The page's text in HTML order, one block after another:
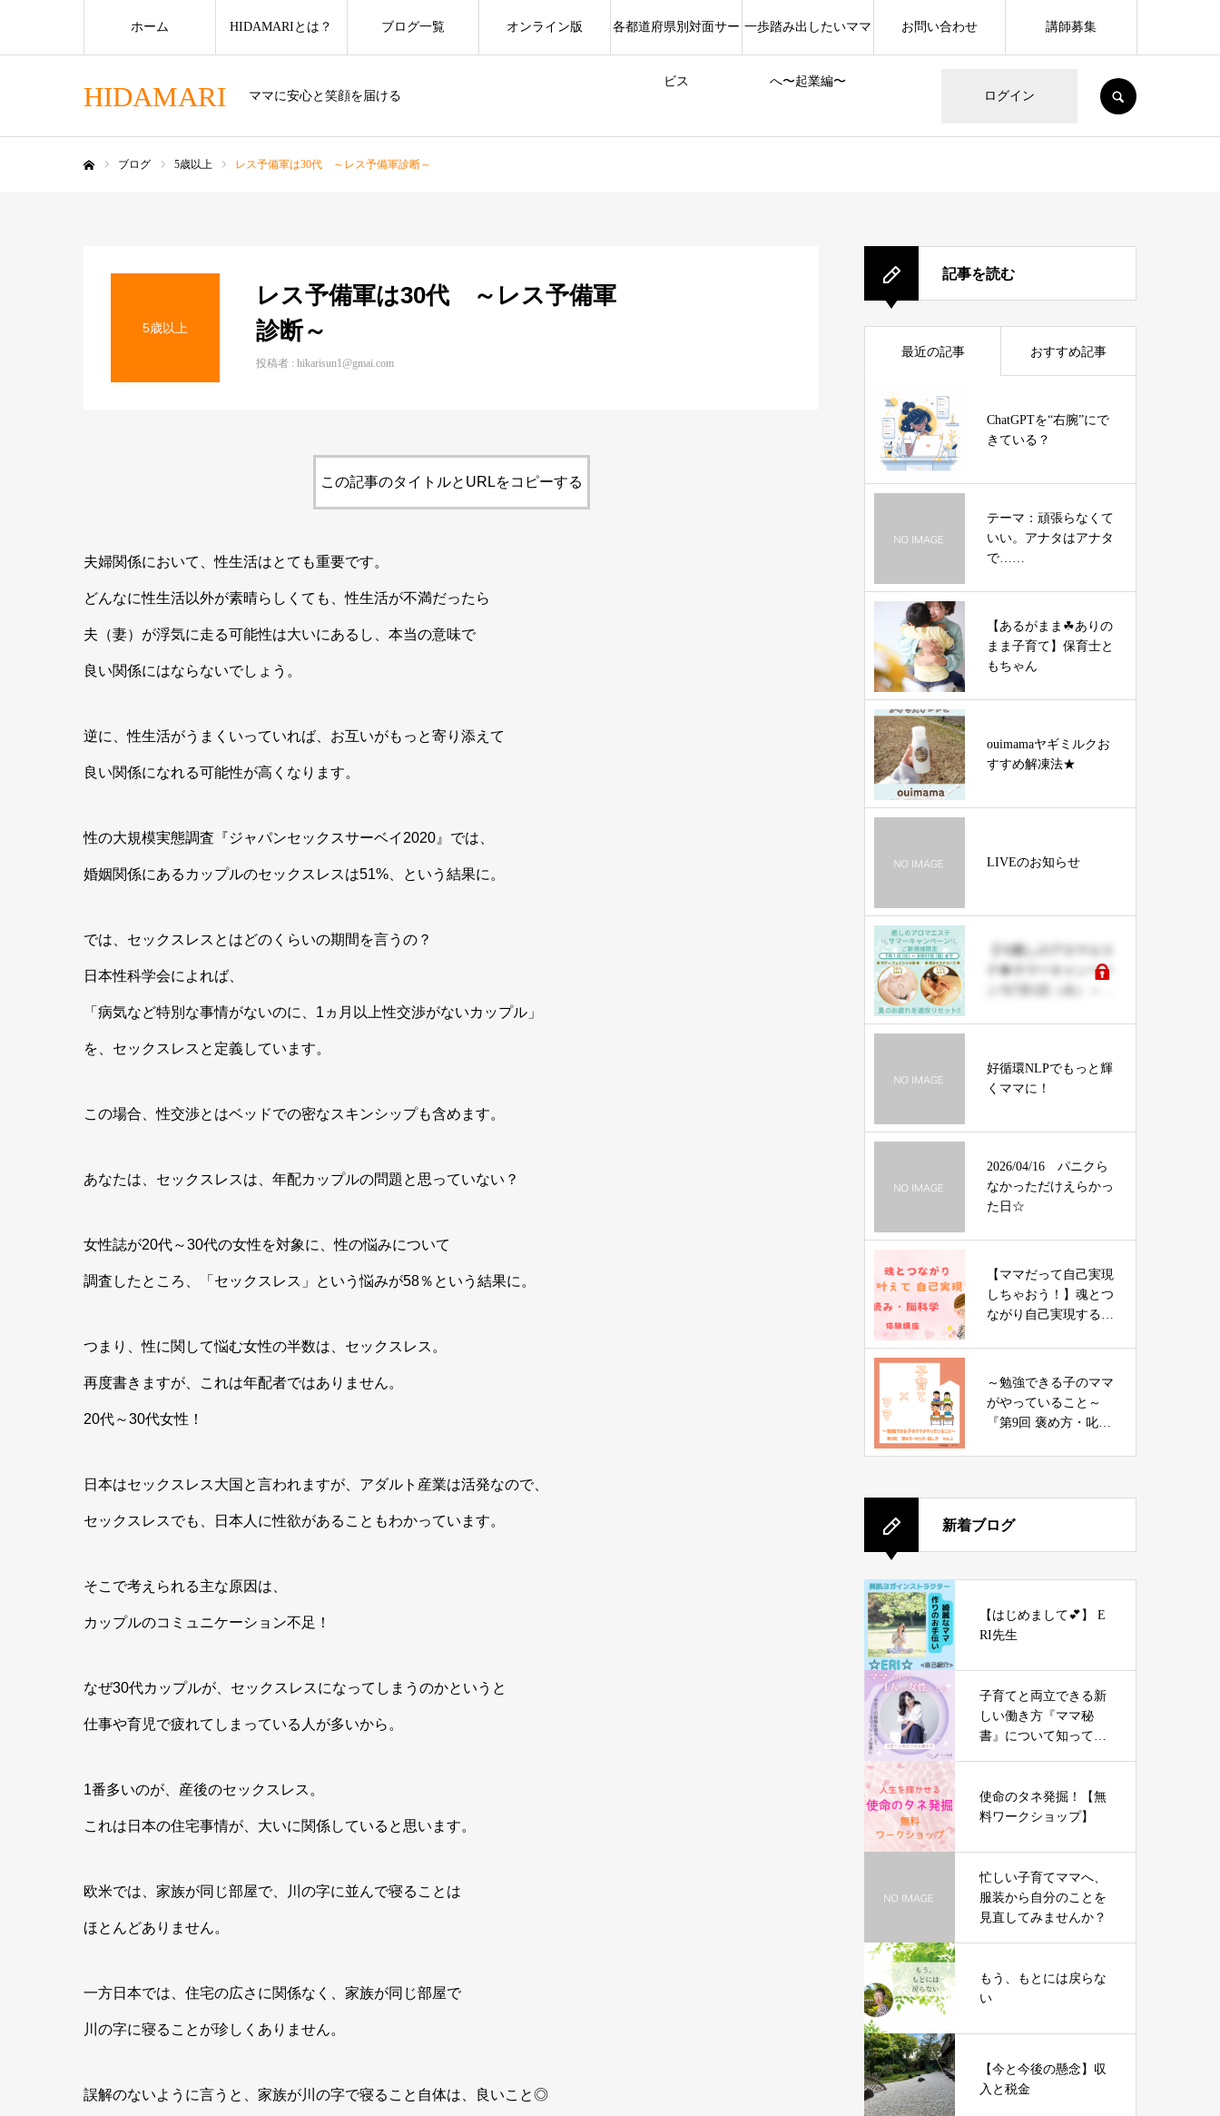
HIDAMARI ママに安心と笑顔を届ける ログイン
SEARCH
ホーム HIDAMARIとは？ ブログ一覧 オンライン版 各都道府県別対面サー
ビス
一歩踏み出したいママ
へ〜起業編〜
お問い合わせ 講師募集
ブログ 5歳以上 レス予備軍は30代 ～レス予備軍診断～
5歳以上
レス予備軍は30代 ～レス予備軍
診断～
投稿者 : hikarisun1@gmai.com
この記事のタイトルとURLをコピーする
夫婦関係において、性生活はとても重要です。
どんなに性生活以外が素晴らしくても、性生活が不満だったら
夫（妻）が浮気に走る可能性は大いにあるし、本当の意味で
良い関係にはならないでしょう。
逆に、性生活がうまくいっていれば、お互いがもっと寄り添えて
良い関係になれる可能性が高くなります。
性の大規模実態調査『ジャパンセックスサーベイ2020』では、
婚姻関係にあるカップルのセックスレスは51%、という結果に。
では、セックスレスとはどのくらいの期間を言うの？
日本性科学会によれば、
「病気など特別な事情がないのに、1ヵ月以上性交渉がないカップル」
を、セックスレスと定義しています。
この場合、性交渉とはベッドでの密なスキンシップも含めます。
あなたは、セックスレスは、年配カップルの問題と思っていない？
女性誌が20代～30代の女性を対象に、性の悩みについて
調査したところ、「セックスレス」という悩みが58％という結果に。
つまり、性に関して悩む女性の半数は、セックスレス。
再度書きますが、これは年配者ではありません。
20代～30代女性！
日本はセックスレス大国と言われますが、アダルト産業は活発なので、
セックスレスでも、日本人に性欲があることもわかっています。
そこで考えられる主な原因は、
カップルのコミュニケーション不足！
なぜ30代カップルが、セックスレスになってしまうのかというと
仕事や育児で疲れてしまっている人が多いから。
1番多いのが、産後のセックスレス。
これは日本の住宅事情が、大いに関係していると思います。
欧米では、家族が同じ部屋で、川の字に並んで寝ることは
ほとんどありません。
一方日本では、住宅の広さに関係なく、家族が同じ部屋で
川の字に寝ることが珍しくありません。
誤解のないように言うと、家族が川の字で寝ること自体は、良いこと◎
記事を読む
最近の記事 おすすめ記事
ChatGPTを“右腕”にで
きている？
テーマ：頑張らなくて
いい。アナタはアナタ
で……
【あるがまま☘ありの
まま子育て】保育士と
もちゃん
ouimamaヤギミルクお
すすめ解凍法★
LIVEのお知らせ
テ🍀サマーキャンペー
好循環NLPでもっと輝
くママに！
2026/04/16 パニクら
なかっただけえらかっ
た日☆
【ママだって自己実現
しちゃおう！】魂とつ
ながり自己実現する
～勉強できる子のママ
がやっていること～
『第9回 褒め方・叱り
新着ブログ
【はじめまして💕】 E
RI先生
子育てと両立できる新
しい働き方『ママ秘
書』について知ってみ
使命のタネ発掘！【無
料ワークショップ】
忙しい子育てママへ、
服装から自分のことを
見直してみませんか？
もう、もとには戻らな
い
【今と今後の懸念】収
入と税金